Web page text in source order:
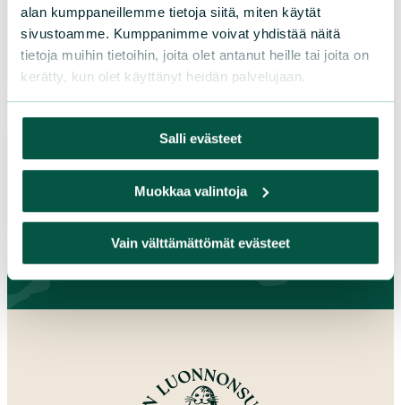
alan kumppaneillemme tietoja siitä, miten käytät
sivustoamme. Kumppanimme voivat yhdistää näitä
tietoja muihin tietoihin, joita olet antanut heille tai joita on
kerätty, kun olet käyttänyt heidän palvelujaan.
Salli evästeet
Muokkaa valintoja
Vain välttämättömät evästeet
Kymenlaakso
Lappi
Pirkanmaa
Pohjanmaa
Pohjois-Karjala
Uusimaa
Varsinais-Suomi